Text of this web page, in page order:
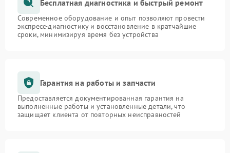
Бесплатная диагностика и быстрый ремонт
Современное оборудование и опыт позволяют провести
экспресс-диагностику и восстановление в кратчайшие
сроки, минимизируя время без устройства
Гарантия на работы и запчасти
Предоставляется документированная гарантия на
выполненные работы и установленные детали, что
защищает клиента от повторных неисправностей